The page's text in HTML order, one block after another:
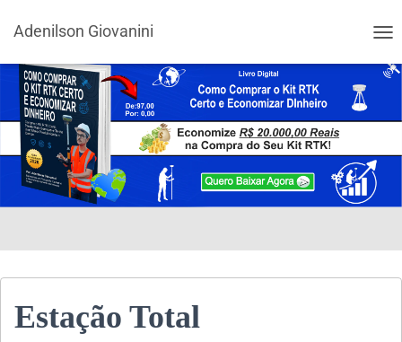
Adenilson Giovanini
Estação Total